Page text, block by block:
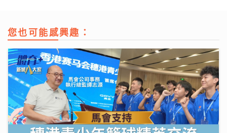
您也可能感興趣：